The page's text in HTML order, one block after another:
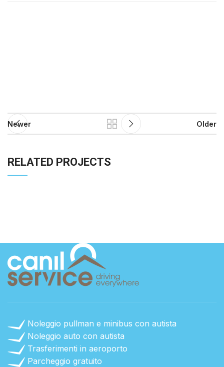
Newer Older
RELATED PROJECTS
Noleggio pullman e minibus con autista
Noleggio auto con autista
Trasferimenti in aeroporto
Parcheggio gratuito